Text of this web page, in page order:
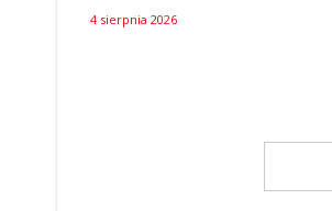
4 sierpnia 2026